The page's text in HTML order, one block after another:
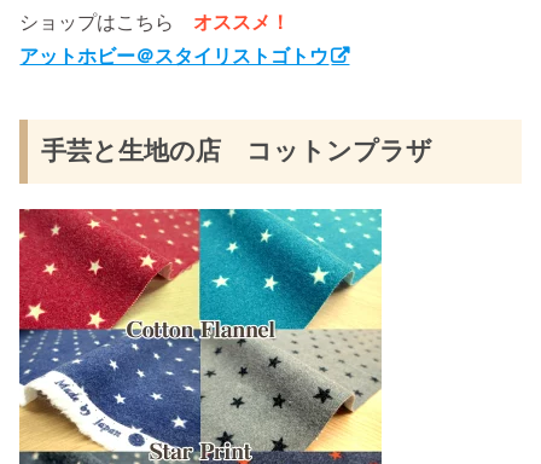
ショップはこちら オススメ！
アットホビー＠スタイリストゴトウ
手芸と生地の店 コットンプラザ